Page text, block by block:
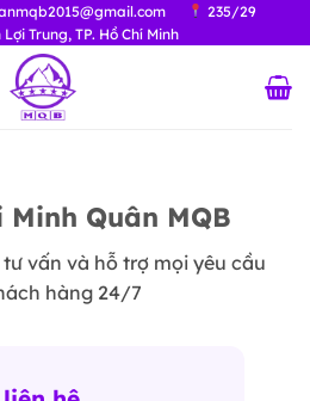
235/29
Trung, TP. Hồ Chí Minh
Minh Quân MQB
vấn và hỗ trợ mọi yêu cầu
hàng 24/7